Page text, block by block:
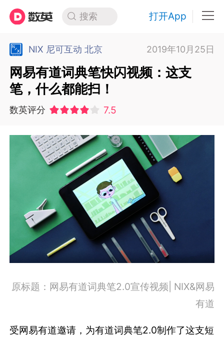
搜索 打开App
NIX 尼可互动 北京 2019年10月25日
网易有道词典笔快闪视频：这支
笔，什么都能扫！
数英评分 7.5
原标题：网易有道词典笔2.0宣传视频| NIX&网易
有道
受网易有道邀请，为有道词典笔2.0制作了这支短